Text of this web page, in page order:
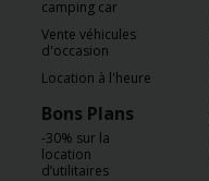
camping car
Vente véhicules
d'occasion
Location à l'heure
Bons Plans
-30% sur la
location
d’utilitaires